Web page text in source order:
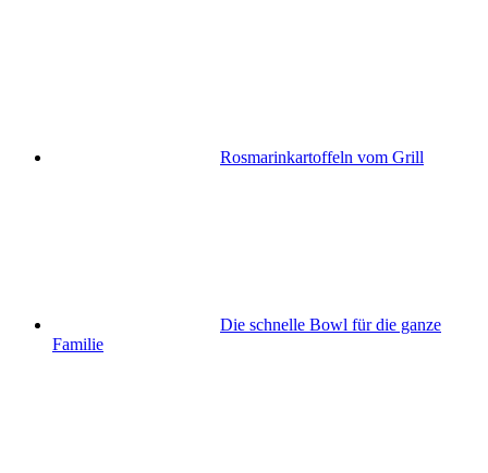
Rosmarinkartoffeln vom Grill
Die schnelle Bowl für die ganze
Familie